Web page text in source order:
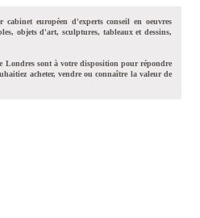
cabinet européen d'experts conseil en oeuvres
objets d'art, sculptures, tableaux et dessins,
Londres sont à votre disposition pour répondre
acheter, vendre ou connaître la valeur de